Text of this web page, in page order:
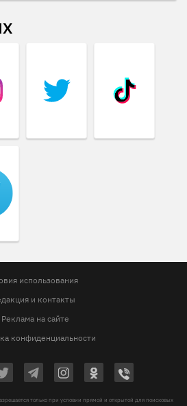
использования
и контакты
Реклама на сайте
конфиденциальности
только при условии прямой и открытой для поисковых